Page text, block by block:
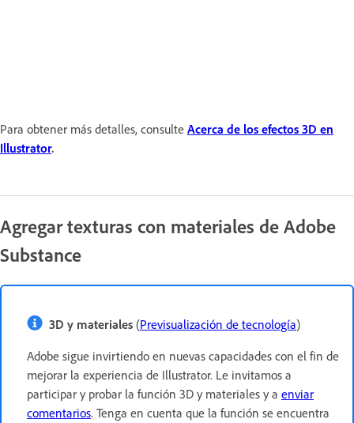
Para obtener más detalles, consulte Acerca de los efectos 3D en
Illustrator.
Agregar texturas con materiales de Adobe
Substance
3D y materiales (Previsualización de tecnología)
Adobe sigue invirtiendo en nuevas capacidades con el fin de
mejorar la experiencia de Illustrator. Le invitamos a
participar y probar la función 3D y materiales y a enviar
comentarios. Tenga en cuenta que la función se encuentra